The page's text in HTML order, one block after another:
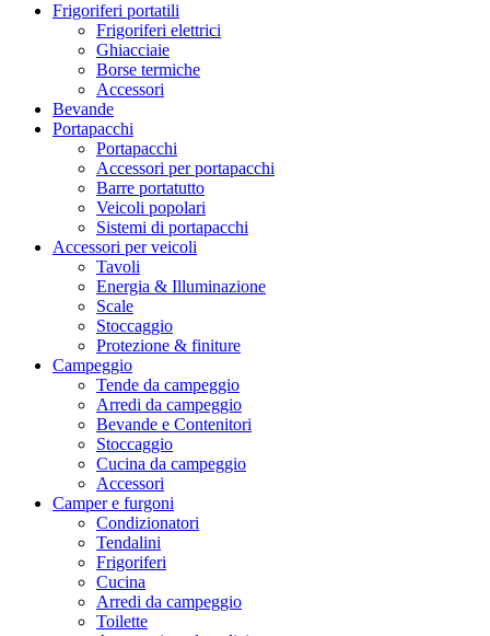
Frigoriferi portatili
Frigoriferi elettrici
Ghiacciaie
Borse termiche
Accessori
Bevande
Portapacchi
Portapacchi
Accessori per portapacchi
Barre portatutto
Veicoli popolari
Sistemi di portapacchi
Accessori per veicoli
Tavoli
Energia & Illuminazione
Scale
Stoccaggio
Protezione & finiture
Campeggio
Tende da campeggio
Arredi da campeggio
Bevande e Contenitori
Stoccaggio
Cucina da campeggio
Accessori
Camper e furgoni
Condizionatori
Tendalini
Frigoriferi
Cucina
Arredi da campeggio
Toilette